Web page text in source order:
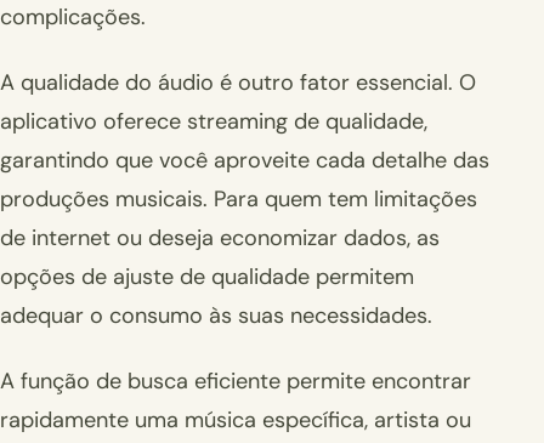
complicações.
A qualidade do áudio é outro fator essencial. O
aplicativo oferece streaming de qualidade,
garantindo que você aproveite cada detalhe das
produções musicais. Para quem tem limitações
de internet ou deseja economizar dados, as
opções de ajuste de qualidade permitem
adequar o consumo às suas necessidades.
A função de busca eficiente permite encontrar
rapidamente uma música específica, artista ou